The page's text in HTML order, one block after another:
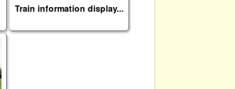
Train information display...